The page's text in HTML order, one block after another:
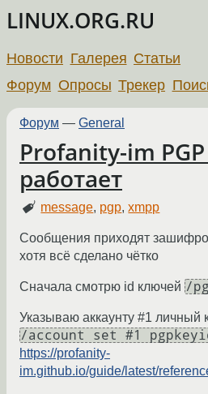
LINUX.ORG.RU
Новости Галерея Статьи
Форум Опросы Трекер
Форум — General
Profanity-im
работает
message, pgp,xmpp
Сообщения приходят
хотя всё сделано чётко
Сначала смотрю id ключей /
Указываю аккаунту #1 личный
/account set #1
https://profanity-
im.github.io/guide/latest/